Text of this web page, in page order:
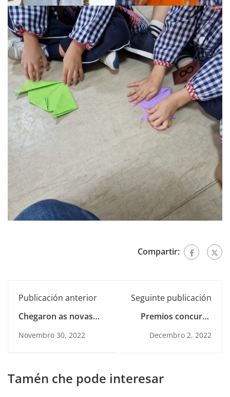
Compartir:
Publicación anterior
Chegaron as novas
de última xeración!
Novembro 30, 2022
Seguinte publicación
Premios concurso
Contos_EME2022
Decembro 2, 2022
Tamén che pode interesar